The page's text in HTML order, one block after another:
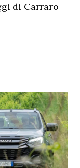
di Carraro –